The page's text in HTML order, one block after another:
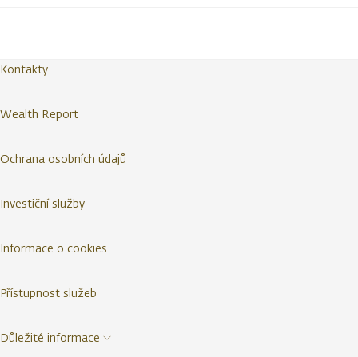
Kontakty
Wealth Report
Ochrana osobních údajů
Investiční služby
Informace o cookies
Přístupnost služeb
Důležité informace